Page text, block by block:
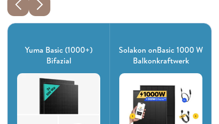
Yuma Basic (1000+)
Bifazial
Solakon onBasic 1000 W
Balkonkraftwerk